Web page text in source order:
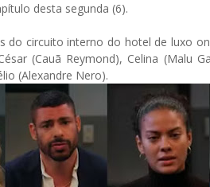
desta segunda (6).
do circuito interno do hotel de luxo
(Cauã Reymond), Celina (Malu
(Alexandre Nero).